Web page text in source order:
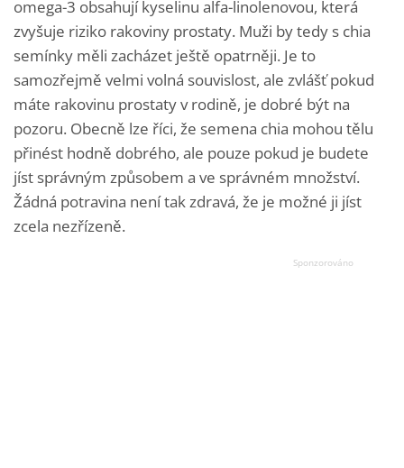
omega-3 obsahují kyselinu alfa-linolenovou, která
zvyšuje riziko rakoviny prostaty. Muži by tedy s chia
semínky měli zacházet ještě opatrněji. Je to
samozřejmě velmi volná souvislost, ale zvlášť pokud
máte rakovinu prostaty v rodině, je dobré být na
pozoru. Obecně lze říci, že semena chia mohou tělu
přinést hodně dobrého, ale pouze pokud je budete
jíst správným způsobem a ve správném množství.
Žádná potravina není tak zdravá, že je možné ji jíst
zcela nezřízeně.